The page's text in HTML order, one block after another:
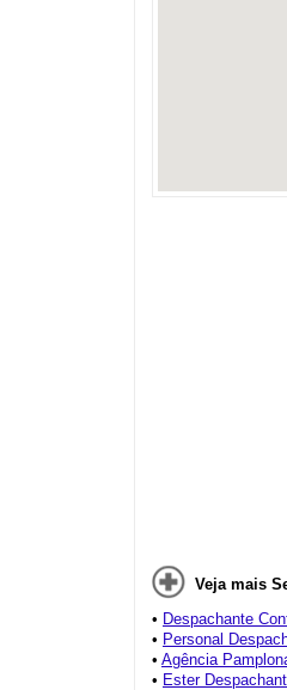
Veja mais
• Despachante
• Personal
• Agência
• Ester